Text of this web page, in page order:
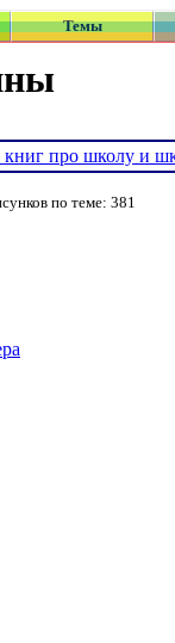
Темы
про школу и
по теме: 381